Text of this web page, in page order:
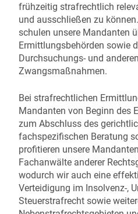
frühzeitig strafrechtlich
und ausschließen zu
schulen unsere Mandanten
Ermittlungsbehörden sowie
Durchsuchungs- und
Zwangsmaßnahmen.
Bei strafrechtlichen
Mandanten von Beginn des
zum Abschluss des
fachspezifischen Beratung
profitieren unsere
Fachanwälte anderer
wodurch wir auch eine
Verteidigung im Insolvenz-,
Steuerstrafrecht sowie